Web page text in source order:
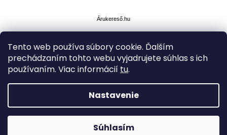
Tento web používa súbory cookie. Ďalším
prechádzaním tohto webu vyjadrujete súhlas s ich
používaním. Viac informácií tu.
Nastavenie
Súhlasím
ZĽAVA až -35% na vybrané produkty.Doprava cez Packetu
k
r
e
s
Árukereső.hu
Vytvoril Shoptet
Simplytoys. Všetky práva vyhradené.